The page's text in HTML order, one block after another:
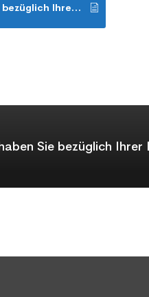
Welche Rechte haben Sie bezüglich Ihrer Daten?
Sie bezüglich Ihrer